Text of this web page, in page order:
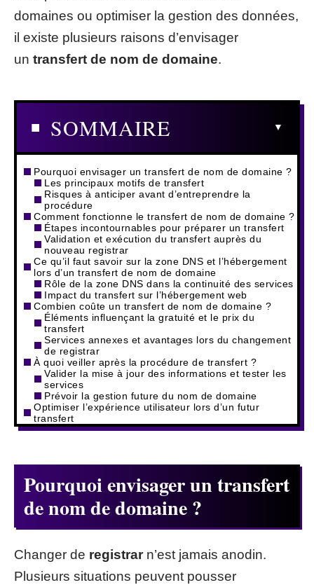
domaines ou optimiser la gestion des données,
il existe plusieurs raisons d’envisager
un transfert de nom de domaine.
SOMMAIRE
Pourquoi envisager un transfert de nom de domaine ?
Les principaux motifs de transfert
Risques à anticiper avant d’entreprendre la
procédure
Comment fonctionne le transfert de nom de domaine ?
Étapes incontournables pour préparer un transfert
Validation et exécution du transfert auprès du
nouveau registrar
Ce qu’il faut savoir sur la zone DNS et l’hébergement
lors d’un transfert de nom de domaine
Rôle de la zone DNS dans la continuité des services
Impact du transfert sur l’hébergement web
Combien coûte un transfert de nom de domaine ?
Éléments influençant la gratuité et le prix du
transfert
Services annexes et avantages lors du changement
de registrar
À quoi veiller après la procédure de transfert ?
Valider la mise à jour des informations et tester les
services
Prévoir la gestion future du nom de domaine
Optimiser l’expérience utilisateur lors d’un futur
transfert
Pourquoi envisager un transfert
de nom de domaine ?
Changer de registrarn’est jamais anodin.
Plusieurs situations peuvent pousser